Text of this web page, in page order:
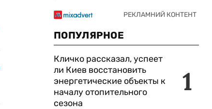
ПОПУЛЯРНОЕ
1
Кличко рассказал, успеет
ли Киев восстановить
энергетические объекты к
началу отопительного
сезона